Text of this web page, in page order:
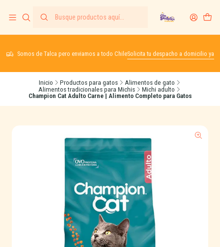
Somos de Talca pero enviamos a todo ChileSolicita tu despacho a domicilio ya
Inicio Productos para gatos
Alimentos de gato
Alimentos tradicionales para Michis
Michi adulto
Champion Cat Adulto Carne | Alimento Completo para Gatos